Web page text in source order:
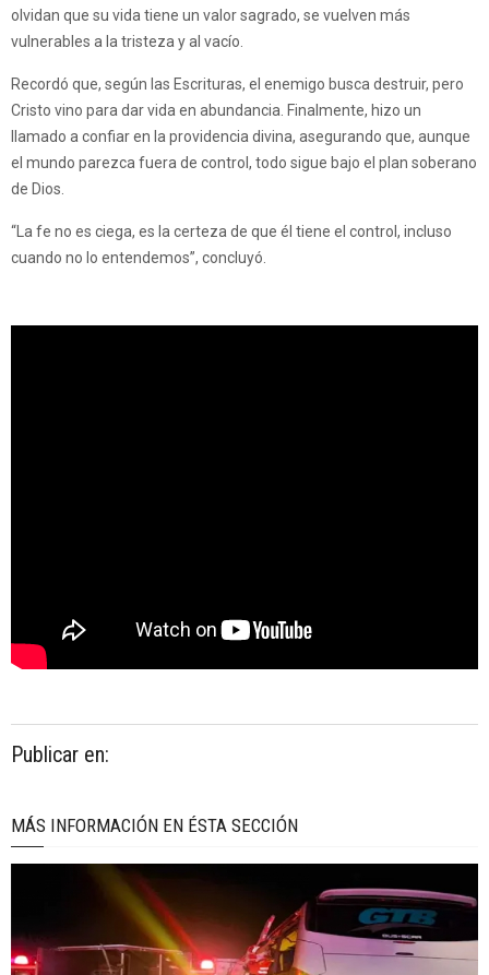
olvidan que su vida tiene un valor sagrado, se vuelven más
vulnerables a la tristeza y al vacío.
Recordó que, según las Escrituras, el enemigo busca destruir, pero
Cristo vino para dar vida en abundancia. Finalmente, hizo un
llamado a confiar en la providencia divina, asegurando que, aunque
el mundo parezca fuera de control, todo sigue bajo el plan soberano
de Dios.
“La fe no es ciega, es la certeza de que él tiene el control, incluso
cuando no lo entendemos”, concluyó.
Publicar en:
MÁS INFORMACIÓN EN ÉSTA SECCIÓN